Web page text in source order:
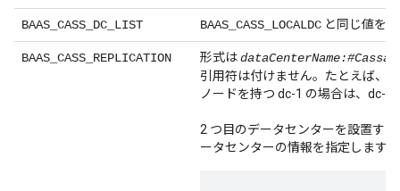
BAAS_CASS_DC_LIST BAAS_CASS_LOCALDC と同じ値を
BAAS_CASS_REPLICATION 形式は
引用符は付けません。たとえば、3
ノードを持つ dc-1 の場合は、dc-
2 つ目のデータセンターを設置す
ータセンターの情報を指定します。